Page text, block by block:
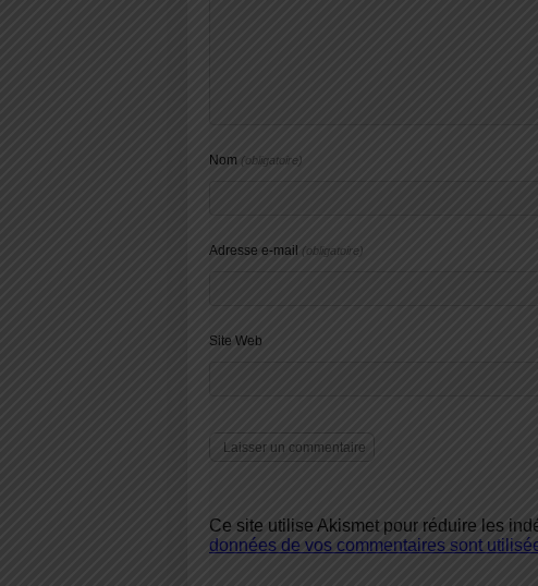
Nom (obligatoire)
Adresse e-mail (obligatoire)
Site Web
Ce site utilise Akismet pour réduire les
données de vos commentaires sont